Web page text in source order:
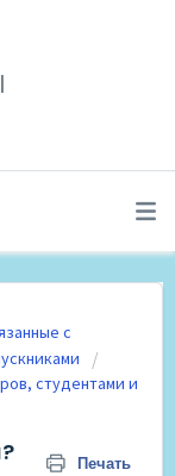
с
студентами и
Печать